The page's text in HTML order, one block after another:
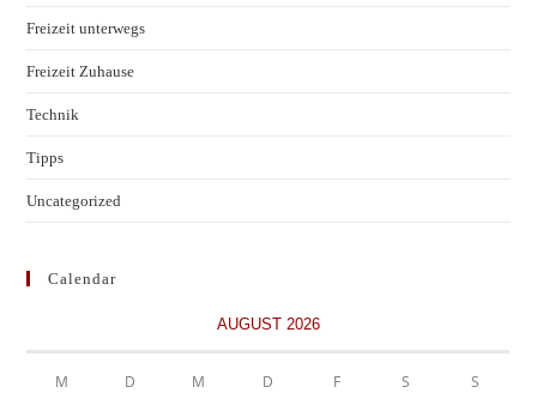
Freizeit unterwegs
Freizeit Zuhause
Technik
Tipps
Uncategorized
Calendar
AUGUST 2026
M D M D F S S